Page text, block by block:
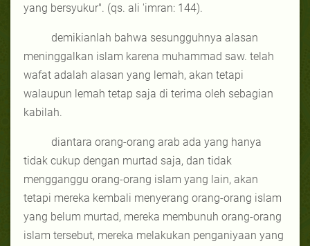
yang bersyukur". (qs. ali 'imran: 144).
demikianlah bahwa sesungguhnya alasan
meninggalkan islam karena muhammad saw. telah
wafat adalah alasan yang lemah, akan tetapi
walaupun lemah tetap saja di terima oleh sebagian
kabilah.
diantara orang-orang arab ada yang hanya
tidak cukup dengan murtad saja, dan tidak
mengganggu orang-orang islam yang lain, akan
tetapi mereka kembali menyerang orang-orang islam
yang belum murtad, mereka membunuh orang-orang
islam tersebut, mereka melakukan penganiyaan yang